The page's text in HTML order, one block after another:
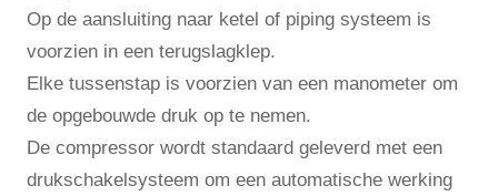
Op de aansluiting naar ketel of piping systeem is
voorzien in een terugslagklep.
Elke tussenstap is voorzien van een manometer om
de opgebouwde druk op te nemen.
De compressor wordt standaard geleverd met een
drukschakelsysteem om een automatische werking